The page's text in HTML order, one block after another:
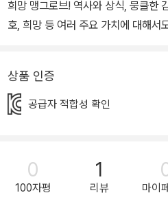
희망 맹그로브! 역사와 상식, 뭉클한
호, 희망 등 여러 주요 가치에 대해서
실험 이후 그곳에 살던 사람들은 어떻
사람들은 강제로 다른 지역으로 이사
거의 알려지지 않았던 비키니 섬 핵
어린이를 위한 동화를 비롯해 어린
발표해온 한정영 작가의 신작으로,
상품 인증
공급자 적합성 확인
0
100자평
1
리뷰 마이